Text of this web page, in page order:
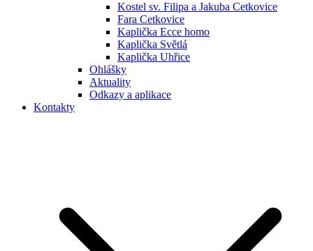
Kostel sv. Filipa a Jakuba Cetkovice
Fara Cetkovice
Kaplička Ecce homo
Kaplička Světlá
Kaplička Uhřice
Ohlášky
Aktuality
Odkazy a aplikace
Kontakty